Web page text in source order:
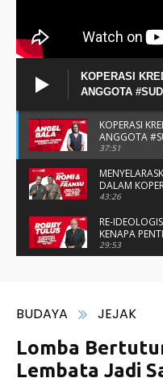
KOPERASI
ANGGOTA
KOPERASI
ANGGOTA
37:51
DALAM
BAPAK ROMI
43:26
RE-
KENAPA
TULUS
29:53
SPIRIT
AMANCHE
16:37